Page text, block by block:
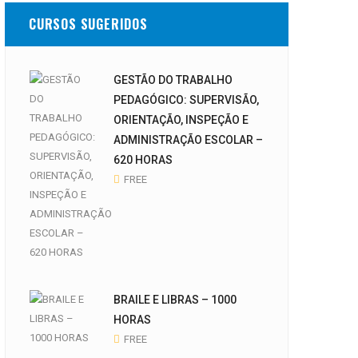
CURSOS SUGERIDOS
GESTÃO DO TRABALHO
PEDAGÓGICO: SUPERVISÃO,
ORIENTAÇÃO, INSPEÇÃO E
ADMINISTRAÇÃO ESCOLAR –
620 HORAS
FREE
BRAILE E LIBRAS – 1000
HORAS
FREE